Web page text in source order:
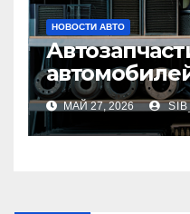
НОВОСТИ АВТО
подбора
МАЙ 27, 2026